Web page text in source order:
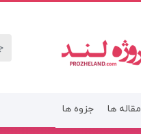
مقاله ها جزوه ها